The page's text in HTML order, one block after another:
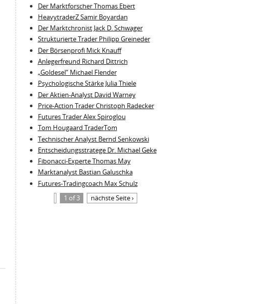
Der Marktforscher Thomas Ebert
HeavytraderZ Samir Boyardan
Der Marktchronist Jack D. Schwager
Strukturierte Trader Philipp Greineder
Der Börsenprofi Mick Knauff
Anlegerfreund Richard Dittrich
„Goldesel“ Michael Flender
Psychologische Stärke Julia Thiele
Der Aktien-Analyst David Warney
Price-Action Trader Christoph Radecker
Futures Trader Alex Spiroglou
Tom Hougaard TraderTom
Technischer Analyst Bernd Senkowski
Entscheidungsstratege Dr. Michael Geke
Fibonacci-Experte Thomas May
Marktanalyst Bastian Galuschka
Futures-Tradingcoach Max Schulz
1 of 3
nächste Seite ›